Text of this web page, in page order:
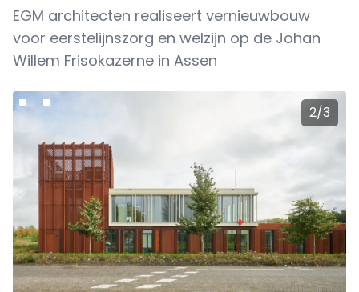
EGM architecten realiseert vernieuwbouw
voor eerstelijnszorg en welzijn op de Johan
Willem Frisokazerne in Assen
2/3